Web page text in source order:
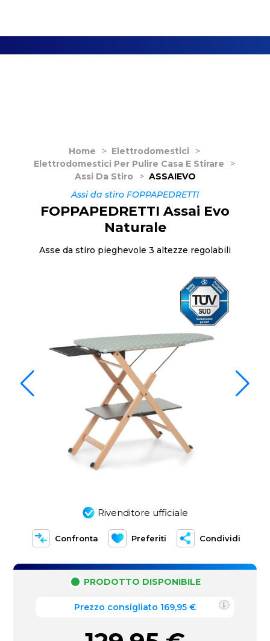
Home > Elettrodomestici
>
Elettrodomestici Per Pulire Casa E Stirare
>
Assi Da Stiro
> ASSAIEVO
Assi da stiro FOPPAPEDRETTI
Rivenditore ufficiale
Confronta Preferiti Condividi
FOPPAPEDRETTI Assai Evo
Naturale
Asse da stiro pieghevole 3 altezze regolabili
PRODOTTO DISPONIBILE
Prezzo consigliato 169,95 €